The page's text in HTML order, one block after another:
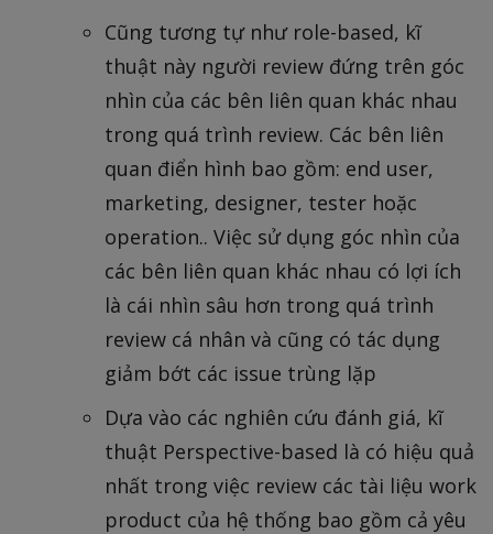
Cũng tương tự như role-based, kĩ
thuật này người review đứng trên góc
nhìn của các bên liên quan khác nhau
trong quá trình review. Các bên liên
quan điển hình bao gồm: end user,
marketing, designer, tester hoặc
operation.. Việc sử dụng góc nhìn của
các bên liên quan khác nhau có lợi ích
là cái nhìn sâu hơn trong quá trình
review cá nhân và cũng có tác dụng
giảm bớt các issue trùng lặp
Dựa vào các nghiên cứu đánh giá, kĩ
thuật Perspective-based là có hiệu quả
nhất trong việc review các tài liệu work
product của hệ thống bao gồm cả yêu